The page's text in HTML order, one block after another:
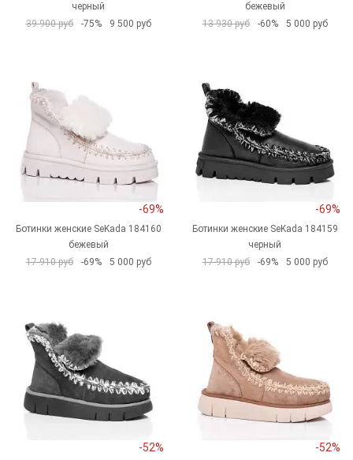
черный
39 900 руб
-75% 9 500 руб
бежевый
13 930 руб
-60% 5 000 руб
-69%
Ботинки женские SeKada 184160
бежевый
17 910 руб
-69% 5 000 руб
-69%
Ботинки женские SeKada 184159
черный
17 910 руб
-69% 5 000 руб
-52% -52%